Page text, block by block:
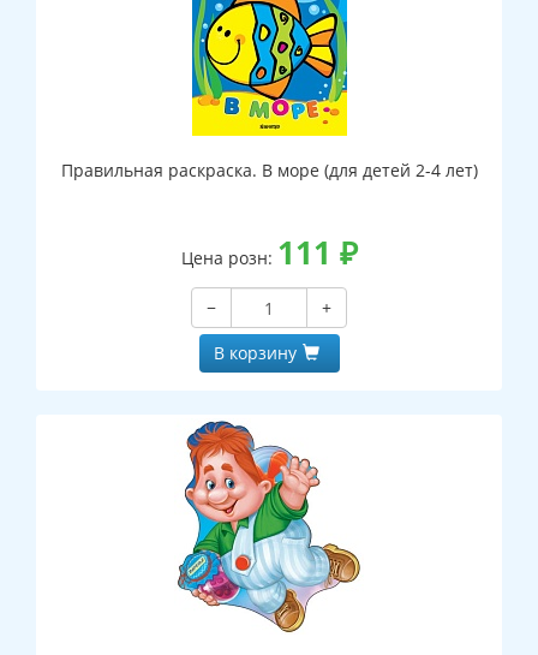
Правильная раскраска. В море (для детей 2-4 лет)
Цена розн: 111 ₽
−
+
В корзину